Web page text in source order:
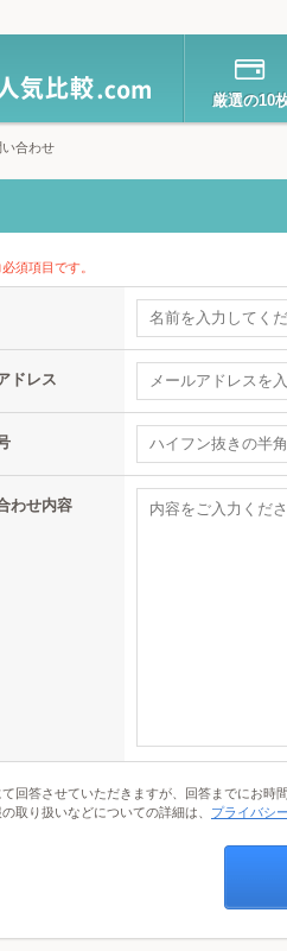
厳選の10
い合わせ
須項目です。
ドレス
わせ内容
回答させていただきますが、回答までにお時
取り扱いなどについての詳細は、 プライバシ